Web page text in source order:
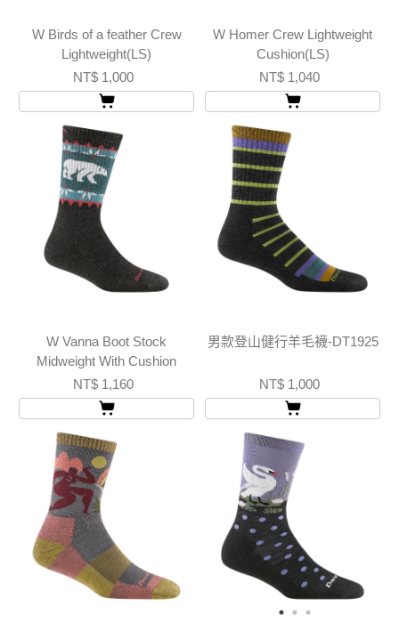
W Birds of a feather Crew
Lightweight(LS)
NT$ 1,000
W Homer Crew Lightweight
Cushion(LS)
NT$ 1,040
W Vanna Boot Stock
Midweight With Cushion
NT$ 1,160
男款登山健行羊毛襪-DT1925
NT$ 1,000